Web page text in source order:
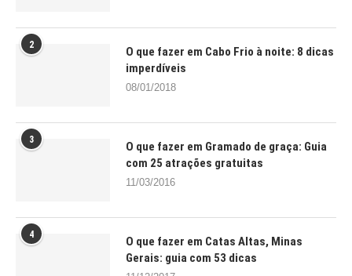
2
O que fazer em Cabo Frio à noite: 8 dicas
imperdíveis
08/01/2018
3
O que fazer em Gramado de graça: Guia
com 25 atrações gratuitas
11/03/2016
4
O que fazer em Catas Altas, Minas
Gerais: guia com 53 dicas